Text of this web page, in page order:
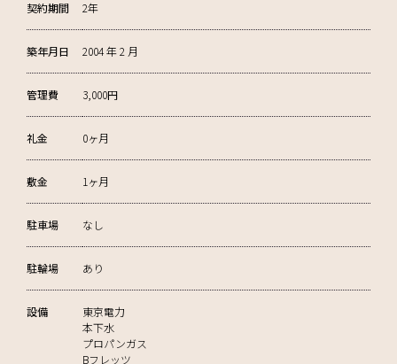
契約期間 2年
築年月日 2004 年 2 月
管理費 3,000円
礼金 0ヶ月
敷金 1ヶ月
駐車場 なし
駐輪場 あり
設備
東京電力
本下水
プロパンガス
Bフレッツ